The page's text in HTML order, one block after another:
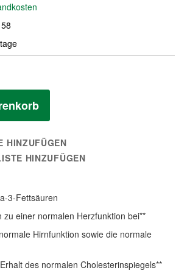
HINZUFÜGEN
HINZUFÜGEN
3-Fettsäuren
zu einer normalen Herzfunktion bei**
Hirnfunktion sowie die normale
des normalen Cholesterinspiegels**